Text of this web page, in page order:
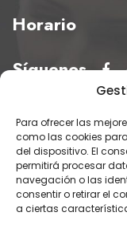
Para ofrecer las
como las cookies
del dispositivo. El
permitirá procesar
navegación o las
consentir o retirar el
a ciertas
Horario
Síguenos
© Instituto